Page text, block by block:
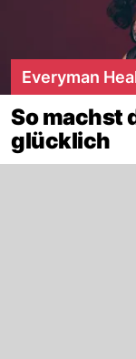
Everyman
So machst
glücklich